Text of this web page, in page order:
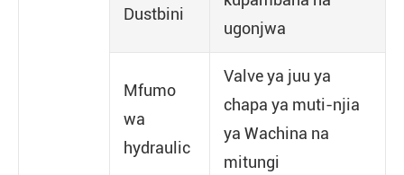
Dustbini
ugonjwa
Mfumo
wa
hydraulic
Valve ya juu ya
chapa ya muti-njia
ya Wachina na
mitungi